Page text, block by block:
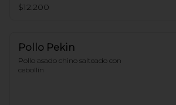
$12.200
Pollo Pekin
Pollo asado chino salteado con
cebollín